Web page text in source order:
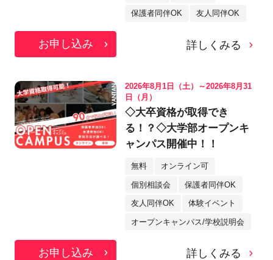
保護者同伴OK 友人同伴OK
お申し込み 詳しくみる
2026年8月1日（土）～2026年8月31
日（月）
◇大卒資格が取得でき
る！？◇大学部オープンキ
ャンパス開催中！！
無料 オンライン可
個別相談会 保護者同伴OK
友人同伴OK 体験イベント
オープンキャンパス/学校説明会
お申し込み 詳しくみる